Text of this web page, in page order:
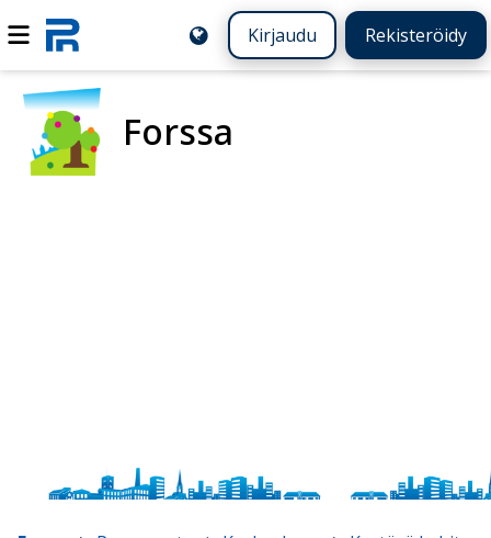
Kirjaudu Rekisteröidy
Forssa